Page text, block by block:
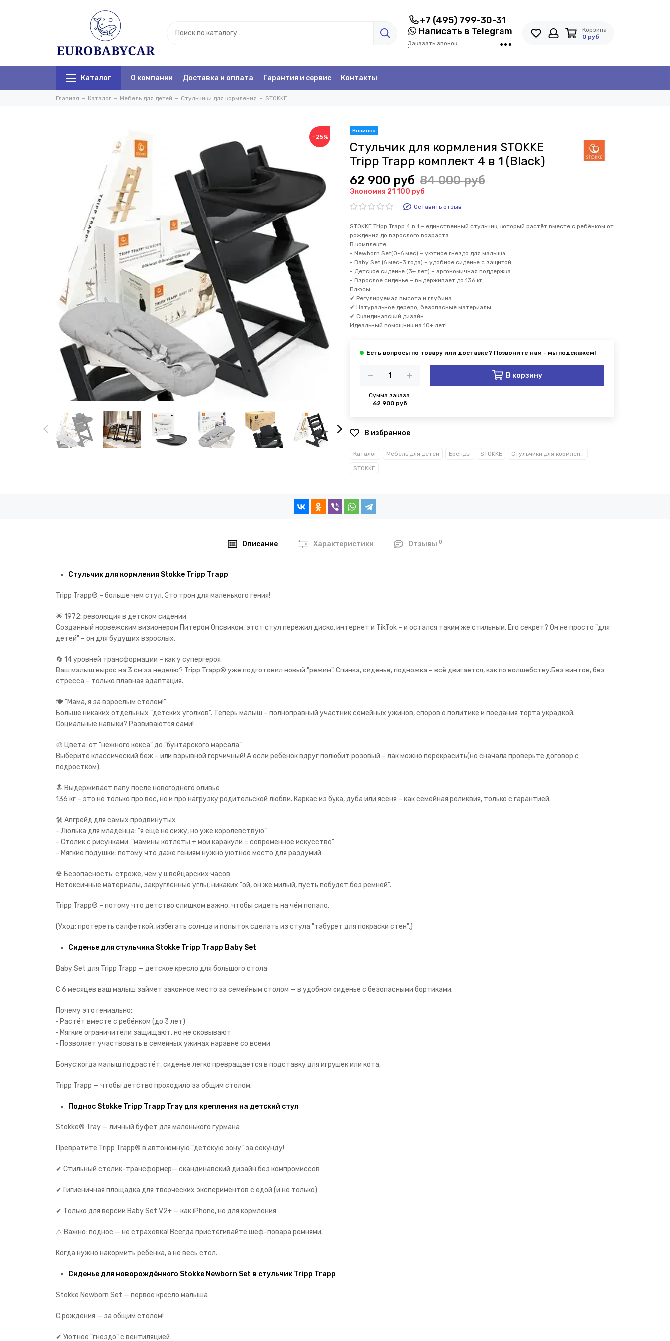
+7 (495) 799-30-31
Написать в Telegram
Заказать звонок
Корзина
0 руб
Каталог О компании Доставка и оплата Гарантия и сервис Контакты
Главная Каталог Мебель для детей Стульчики для кормления STOKKE
−25%
Стульчик для кормления STOKKE
Tripp Trapp комплект 4 в 1 (Black)
62 900 руб 84 000 руб
Экономия 21 100 руб
Оставить отзыв
STOKKE Tripp Trapp 4 в 1 – единственный стульчик, который растёт вместе с ребёнком от
рождения до взрослого возраста.
В комплекте:
- Newborn Set(0-6 мес) – уютное гнездо для малыша
- Baby Set (6 мес-3 года) – удобное сиденье с защитой
- Детское сиденье (3+ лет) – эргономичная поддержка
- Взрослое сиденье – выдерживает до 136 кг
Плюсы:
✔ Регулируемая высота и глубина
✔ Натуральное дерево, безопасные материалы
✔ Скандинавский дизайн
Идеальный помощник на 10+ лет!
Сумма заказа:
62 900 руб
В корзину
В избранное
Каталог Мебель для детей Бренды STOKKE Стульчики для кормления
STOKKE
Описание Характеристики Отзывы 0
Стульчик для кормления Stokke Tripp Trapp
Tripp Trapp® – больше чем стул. Это трон для маленького гения!
🌟 1972: революция в детском сидении
Созданный норвежским визионером Питером Опсвиком, этот стул пережил диско, интернет и TikTok – и остался таким же стильным. Его секрет? Он не просто "для
детей" – он для будущих взрослых.
🔄 14 уровней трансформации – как у супергероя
Ваш малыш вырос на 3 см за неделю? Tripp Trapp® уже подготовил новый "режим". Спинка, сиденье, подножка – всё двигается, как по волшебству.Без винтов, без
стресса – только плавная адаптация.
🍽 "Мама, я за взрослым столом!"
Больше никаких отдельных "детских уголков". Теперь малыш – полноправный участник семейных ужинов, споров о политике и поедания торта украдкой.
Социальные навыки? Развиваются сами!
🎨 Цвета: от "нежного кекса" до "бунтарского марсала"
Выберите классический беж – или взрывной горчичный! А если ребёнок вдруг полюбит розовый – лак можно перекрасить(но сначала проверьте договор с
подростком).
🔝 Выдерживает папу после новогоднего оливье
136 кг – это не только про вес, но и про нагрузку родительской любви. Каркас из бука, дуба или ясеня – как семейная реликвия, только с гарантией.
🛠 Апгрейд для самых продвинутых
- Люлька для младенца: "я ещё не сижу, но уже королевствую"
- Столик с рисунками: "мамины котлеты + мои каракули = современное искусство"
- Мягкие подушки: потому что даже гениям нужно уютное место для раздумий
☢ Безопасность: строже, чем у швейцарских часов
Нетоксичные материалы, закруглённые углы, никаких "ой, он же милый, пусть побудет без ремней".
Tripp Trapp® – потому что детство слишком важно, чтобы сидеть на чём попало.
(Уход: протереть салфеткой, избегать солнца и попыток сделать из стула "табурет для покраски стен".)
Сиденье для стульчика Stokke Tripp Trapp Baby Set
Baby Set для Tripp Trapp — детское кресло для большого стола
С 6 месяцев ваш малыш займет законное место за семейным столом — в удобном сиденье с безопасными бортиками.
Почему это гениально:
• Растёт вместе с ребёнком (до 3 лет)
• Мягкие ограничители защищают, но не сковывают
• Позволяет участвовать в семейных ужинах наравне со всеми
Бонус:когда малыш подрастёт, сиденье легко превращается в подставку для игрушек или кота.
Tripp Trapp — чтобы детство проходило за общим столом.
Поднос Stokke Tripp Trapp Tray для крепления на детский стул
Stokke® Tray — личный буфет для маленького гурмана
Превратите Tripp Trapp® в автономную "детскую зону" за секунду!
✔ Стильный столик-трансформер— скандинавский дизайн без компромиссов
✔ Гигиеничная площадка для творческих экспериментов с едой (и не только)
✔ Только для версии Baby Set V2+ — как iPhone, но для кормления
⚠ Важно: поднос — не страховка! Всегда пристёгивайте шеф-повара ремнями.
Когда нужно накормить ребёнка, а не весь стол.
Сиденье для новорождённого Stokke Newborn Set в стульчик Tripp Trapp
Stokke Newborn Set — первое кресло малыша
С рождения — за общим столом!
✔ Уютное "гнездо" с вентиляцией